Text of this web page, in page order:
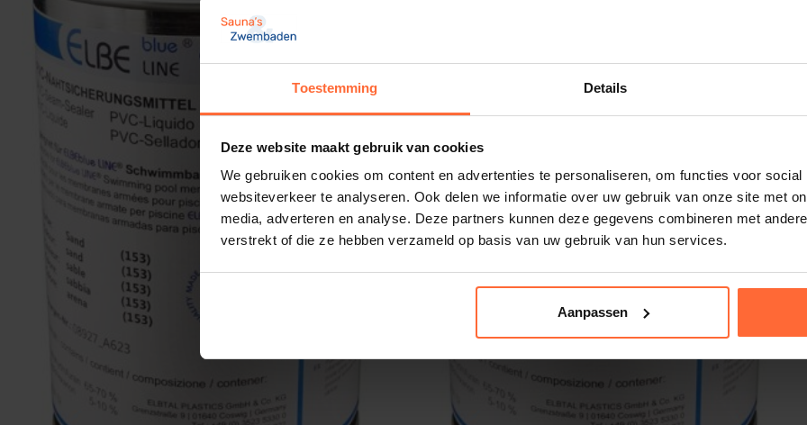
Toestemming Details
Deze website maakt gebruik van cookies
We gebruiken cookies om content en advertenties te personaliseren, om functies voor
websiteverkeer te analyseren. Ook delen we informatie over uw gebruik van onze site met
media, adverteren en analyse. Deze partners kunnen deze gegevens combineren met
verstrekt of die ze hebben verzameld op basis van uw gebruik van hun services.
Aanpassen